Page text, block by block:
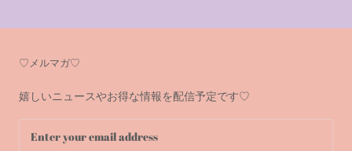
♡メルマガ♡
嬉しいニュースやお得な情報を配信予定です♡